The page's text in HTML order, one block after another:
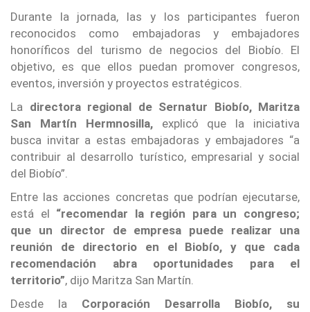
Durante la jornada, las y los participantes fueron
reconocidos como embajadoras y embajadores
honoríficos del turismo de negocios del Biobío. El
objetivo, es que ellos puedan promover congresos,
eventos, inversión y proyectos estratégicos.
La directora regional de Sernatur Biobío, Maritza
San Martín Hermnosilla,explicó que la iniciativa
busca invitar a estas embajadoras y embajadores “a
contribuir al desarrollo turístico, empresarial y social
del Biobío”.
Entre las acciones concretas que podrían ejecutarse,
está el “recomendar la región para un congreso;
que un director de empresa puede realizar una
reunión de directorio en el Biobío, y que cada
recomendación abra oportunidades para el
territorio”, dijo Maritza San Martín.
Desde la Corporación Desarrolla Biobío, su